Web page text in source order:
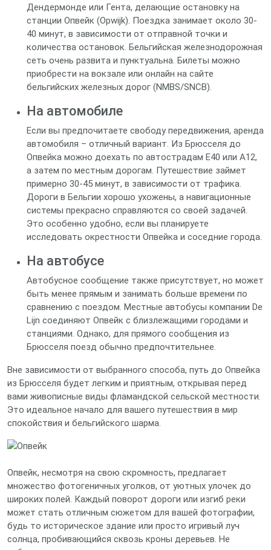
Дендермонде или Гента, делающие остановку на
станции Опвейк (Opwijk). Поездка занимает около 30-
40 минут, в зависимости от отправной точки и
количества остановок. Бельгийская железнодорожная
сеть очень развита и пунктуальна. Билеты можно
приобрести на вокзале или онлайн на сайте
бельгийских железных дорог (NMBS/SNCB).
На автомобиле
Если вы предпочитаете свободу передвижения, аренда
автомобиля – отличный вариант. Из Брюсселя до
Опвейка можно доехать по автострадам E40 или A12,
а затем по местным дорогам. Путешествие займет
примерно 30-45 минут, в зависимости от трафика.
Дороги в Бельгии хорошо ухожены, а навигационные
системы прекрасно справляются со своей задачей.
Это особенно удобно, если вы планируете
исследовать окрестности Опвейка и соседние города.
На автобусе
Автобусное сообщение также присутствует, но может
быть менее прямым и занимать больше времени по
сравнению с поездом. Местные автобусы компании De
Lijn соединяют Опвейк с близлежащими городами и
станциями. Однако, для прямого сообщения из
Брюсселя поезд обычно предпочтительнее.
Вне зависимости от выбранного способа, путь до Опвейка
из Брюсселя будет легким и приятным, открывая перед
вами живописные виды фламандской сельской местности.
Это идеальное начало для вашего путешествия в мир
спокойствия и бельгийского шарма.
Опвейк, несмотря на свою скромность, предлагает
множество фотогеничных уголков, от уютных улочек до
широких полей. Каждый поворот дороги или изгиб реки
может стать отличным сюжетом для вашей фотографии,
будь то историческое здание или просто игривый луч
солнца, пробивающийся сквозь кроны деревьев. Не